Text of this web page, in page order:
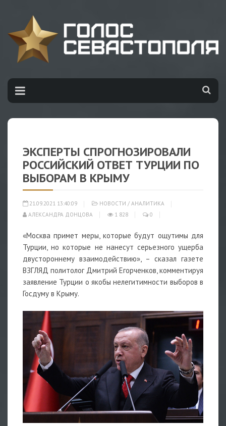
ЭКСПЕРТЫ СПРОГНОЗИРОВАЛИ
РОССИЙСКИЙ ОТВЕТ ТУРЦИИ ПО
ВЫБОРАМ В КРЫМУ
21.09.2021 13:40:09 НОВОСТИ / АНАЛИТИКА
АЛЕКСАНДРА ДОНЦОВА
1 828 0
«Москва примет меры, которые будут ощутимы для
Турции, но которые не нанесут серьезного ущерба
двустороннему взаимодействию», – сказал газете
ВЗГЛЯД политолог Дмитрий Егорченков, комментируя
заявление Турции о якобы нелегитимности выборов в
Госдуму в Крыму.